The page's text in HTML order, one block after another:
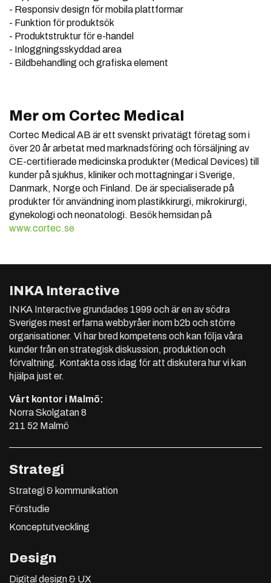
- Responsiv design för mobila plattformar
- Funktion för produktsök
- Produktstruktur för e-handel
- Inloggningsskyddad area
- Bildbehandling och grafiska element
Mer om Cortec Medical
Cortec Medical AB är ett svenskt privatägt företag som i
över 20 år arbetat med marknadsföring och försäljning av
CE-certifierade medicinska produkter (Medical Devices) till
kunder på sjukhus, kliniker och mottagningar i Sverige,
Danmark, Norge och Finland. De är specialiserade på
produkter för användning inom plastikkirurgi, mikrokirurgi,
gynekologi och neonatologi. Besök hemsidan på
www.cortec.se
INKA Interactive
INKA Interactive grundades 1999 och är en av södra
Sveriges mest erfarna webbyråer inom b2b och större
organisationer. Vi har bred kompetens och kan följa våra
kunder från en strategisk diskussion, produktion och
förvaltning. Kontakta oss idag för att diskutera hur vi kan
hjälpa just er.
Vårt kontor i Malmö:
Norra Skolgatan 8
211 52 Malmö
Strategi
Strategi & kommunikation
Förstudie
Konceptutveckling
Design
Digital design & UX